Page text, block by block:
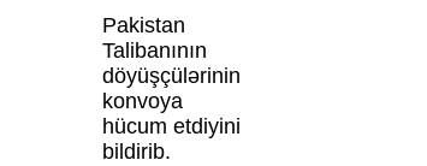
Pakistan
Talibanının
döyüşçülərinin
konvoya
hücum etdiyini
bildirib.